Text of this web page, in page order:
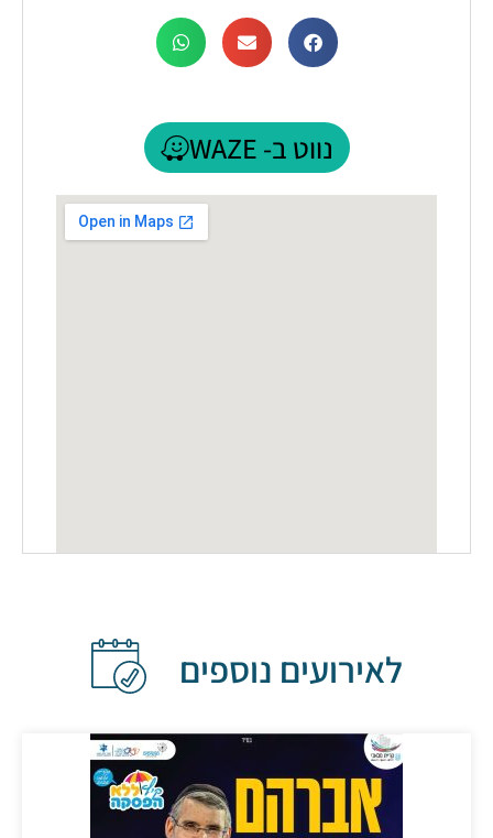
נווט ב- WAZE
לאירועים נוספים